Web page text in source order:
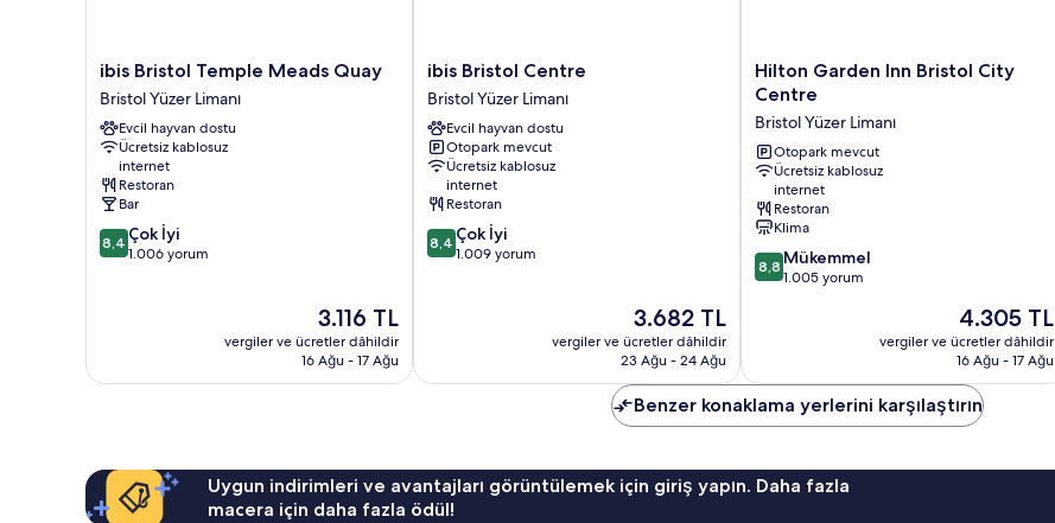
ibis
Bristol
Temple
Meads
Quay
Bristol
Yüzer
Limanı
ibis Bristol Temple Meads Quay
Bristol Yüzer Limanı
Evcil hayvan dostu
Ücretsiz kablosuz
internet
Restoran
Bar
10
üzerinden
8,4 Çok İyi
1.006 yorum
Güncel
fiyat:
3.116 TL
3.116 TL
vergiler ve ücretler dâhildir
16 Ağu - 17 Ağu
ibis
Bristol
Centre
Bristol
Yüzer
Limanı
ibis Bristol Centre
Bristol Yüzer Limanı
Evcil hayvan dostu
Otopark mevcut
Ücretsiz kablosuz
internet
Restoran
10
üzerinden
8,4 Çok İyi
1.009 yorum
Güncel
fiyat:
3.682 TL
3.682 TL
vergiler ve ücretler dâhildir
23 Ağu - 24 Ağu
Hilton
Garden
Bristol
City
Centre
Bristol
Yüzer
Limanı
Hilton Garden Inn Bristol City
Centre
Bristol Yüzer Limanı
Otopark mevcut
Ücretsiz kablosuz
internet
Restoran
Klima
10
üzerinden
8,8 Mükemmel
1.005 yorum
Güncel
fiyat:
4.305 TL
4.305 TL
vergiler ve ücretler dâhildir
16 Ağu - 17 Ağu
Benzer konaklama yerlerini karşılaştırın
Uygun indirimleri ve avantajları görüntülemek için giriş yapın. Daha fazla
macera için daha fazla ödül!